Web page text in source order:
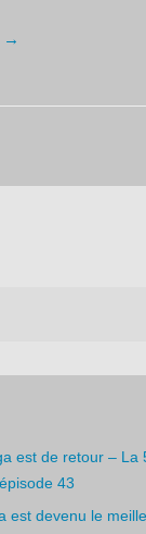
→
est de retour – La
43
est devenu le